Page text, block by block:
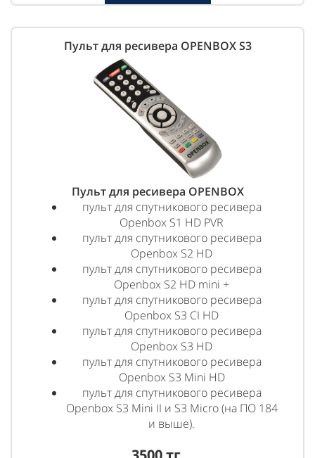
Пульт для ресивера OPENBOX S3
Пульт для ресивера OPENBOX
пульт для спутникового ресивера
Openbox S1 HD PVR
пульт для спутникового ресивера
Openbox S2 HD
пульт для спутникового ресивера
Openbox S2 HD mini +
пульт для спутникового ресивера
Openbox S3 CI HD
пульт для спутникового ресивера
Openbox S3 HD
пульт для спутникового ресивера
Openbox S3 Mini HD
пульт для спутникового ресивера
Openbox S3 Mini II и S3 Micro (на ПО 184
и выше).